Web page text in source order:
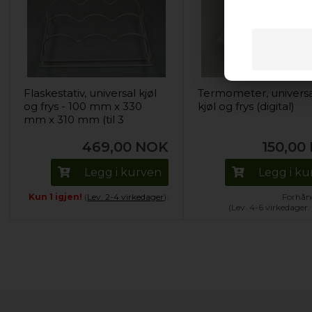
Flaskestativ, universal kjøl
og frys - 100 mm x 330
mm x 310 mm (til 3
469,00 NOK
Legg i kurven
Kun 1 igjen! (Lev. 2-4 virkedager).
Termometer,
kjøl og frys (digital)
150,00
Legg i
(Lev. 4-6 virkedager.